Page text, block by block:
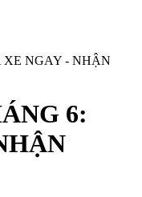
NGAY - NHẬN
6: